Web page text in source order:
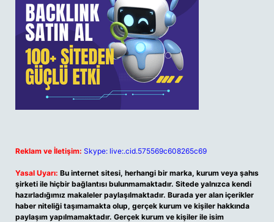
Reklam ve İletişim: Skype: live:.cid.575569c608265c69
Yasal Uyarı: Bu internet sitesi, herhangi bir marka, kurum veya şahıs
şirketi ile hiçbir bağlantısı bulunmamaktadır. Sitede yalnızca kendi
hazırladığımız makaleler paylaşılmaktadır. Burada yer alan içerikler
haber niteliği taşımamakta olup, gerçek kurum ve kişiler hakkında
paylaşım yapılmamaktadır. Gerçek kurum ve kişiler ile isim